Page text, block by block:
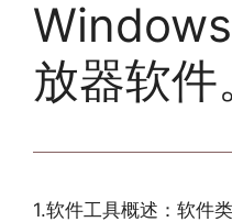
放器软件
1.软件工具概述：软件